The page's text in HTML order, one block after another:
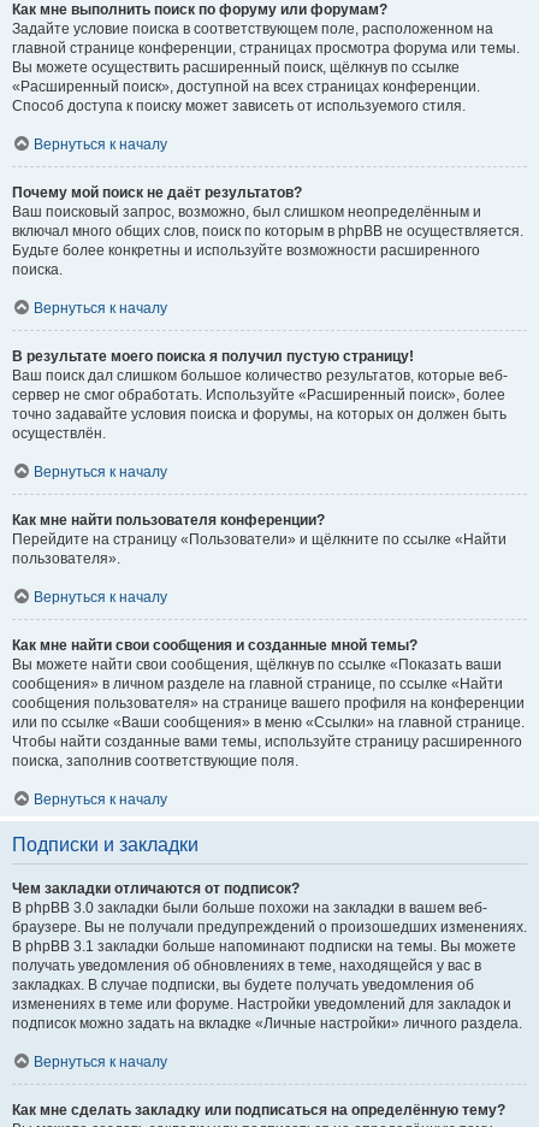
Как мне выполнить поиск по форуму или форумам?
Задайте условие поиска в соответствующем поле, расположенном на
главной странице конференции, страницах просмотра форума или темы.
Вы можете осуществить расширенный поиск, щёлкнув по ссылке
«Расширенный поиск», доступной на всех страницах конференции.
Способ доступа к поиску может зависеть от используемого стиля.
Вернуться к началу
Почему мой поиск не даёт результатов?
Ваш поисковый запрос, возможно, был слишком неопределённым и
включал много общих слов, поиск по которым в phpBB не осуществляется.
Будьте более конкретны и используйте возможности расширенного
поиска.
Вернуться к началу
В результате моего поиска я получил пустую страницу!
Ваш поиск дал слишком большое количество результатов, которые веб-
сервер не смог обработать. Используйте «Расширенный поиск», более
точно задавайте условия поиска и форумы, на которых он должен быть
осуществлён.
Вернуться к началу
Как мне найти пользователя конференции?
Перейдите на страницу «Пользователи» и щёлкните по ссылке «Найти
пользователя».
Вернуться к началу
Как мне найти свои сообщения и созданные мной темы?
Вы можете найти свои сообщения, щёлкнув по ссылке «Показать ваши
сообщения» в личном разделе на главной странице, по ссылке «Найти
сообщения пользователя» на странице вашего профиля на конференции
или по ссылке «Ваши сообщения» в меню «Ссылки» на главной странице.
Чтобы найти созданные вами темы, используйте страницу расширенного
поиска, заполнив соответствующие поля.
Вернуться к началу
Подписки и закладки
Чем закладки отличаются от подписок?
В phpBB 3.0 закладки были больше похожи на закладки в вашем веб-
браузере. Вы не получали предупреждений о произошедших изменениях.
В phpBB 3.1 закладки больше напоминают подписки на темы. Вы можете
получать уведомления об обновлениях в теме, находящейся у вас в
закладках. В случае подписки, вы будете получать уведомления об
изменениях в теме или форуме. Настройки уведомлений для закладок и
подписок можно задать на вкладке «Личные настройки» личного раздела.
Вернуться к началу
Как мне сделать закладку или подписаться на определённую тему?